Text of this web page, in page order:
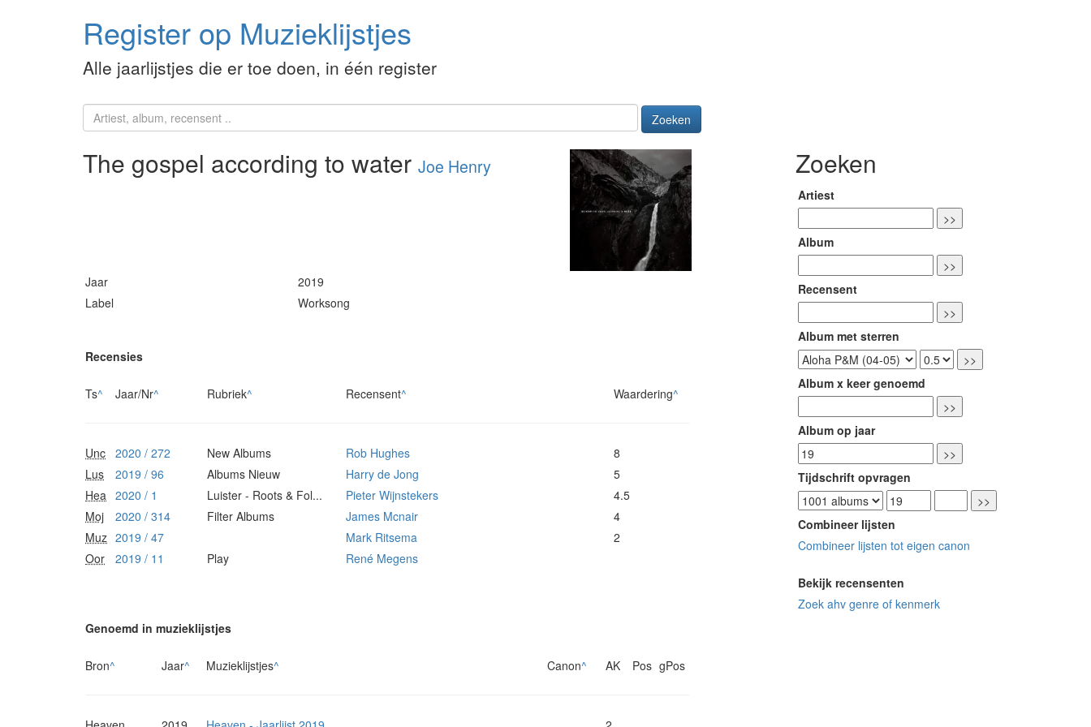
Register op Muzieklijstjes
Alle jaarlijstjes die er toe doen, in één register
Zoeken
The gospel according to water Joe Henry
Jaar
2019
Label
Worksong
Recensies
Ts^ Jaar/Nr^ Rubriek^ Recensent^ Waardering^
Unc 2020 / 272 New Albums Rob Hughes
8
Lus
2019 / 96 Albums Nieuw Harry de Jong
5
Hea 2020 / 1 Luister - Roots & Fol... Pieter Wijnstekers
4.5
Moj
2020 / 314 Filter Albums James Mcnair
4
Muz 2019 / 47 Mark Ritsema
2
Oor
2019 / 11 Play René Megens
Genoemd in muzieklijstjes
Bron^ Jaar^ Muzieklijstjes^ Canon^ AK Pos gPos
Zoeken
Artiest
Album
Recensent
Album met sterren
Album x keer genoemd
Album op jaar
Tijdschrift opvragen
Combineer lijsten
Combineer lijsten tot eigen canon
Bekijk recensenten
Zoek ahv genre of kenmerk